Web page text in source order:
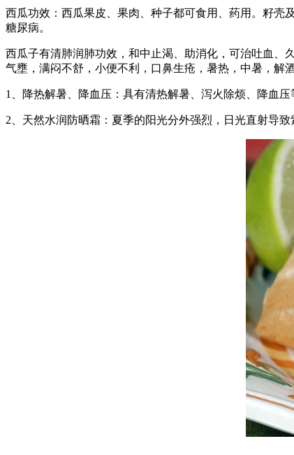
西瓜功效：西瓜果皮、果肉、种子都可食用、药用。籽壳
糖尿病。
西瓜子有清肺润肺功效，和中止渴、助消化，可治吐血、
气壅，满闷不舒，小便不利，口鼻生疮，暑热，中暑，解酒
1、降热解暑、降血压：具有清热解暑、泻火除烦、降血
2、天然水润防晒霜：夏季的阳光分外强烈，日光直射导